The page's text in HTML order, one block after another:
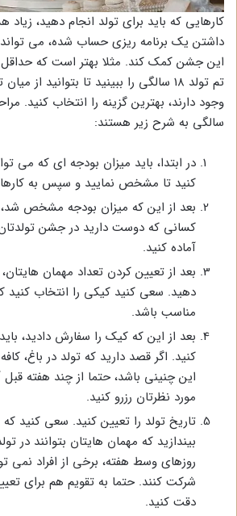
کارهایی که باید برای تولد انجام دهید،
داشتن یک برنامه ریزی حساب شده، می تواند
این جشن کمک کند. مثلا بهتر است که حداقل
تم تولد 18 سالگی را ببینید تا بتوانید
سالگی به شرح زیر هستند:
در ابتدا، باید میزان بودجه ای که می
کنید تا مشخص نمایید و سپس به
بعد از این که میزان بودجه مشخص
کسانی که دوست دارید در جشن
آماده کنید.
بعد از تعیین کردن تعداد مهمان
مناسب باشد.
بعد از این که کیک را سفارش دادید،
کنید. اگر قصد دارید که تولد در باغ،
این چنینی باشد، حتما از چند هفته قبل
مورد نظرتان رزرو کنید.
تاریخ تولد را تعیین کنید. سعی کنید که
بیندازید که مهمان هایتان بتوانند در
روزهای وسط هفته، برخی از افراد نمی
شرکت کنند. حتما به تقویم هم برای
دقت کنید.